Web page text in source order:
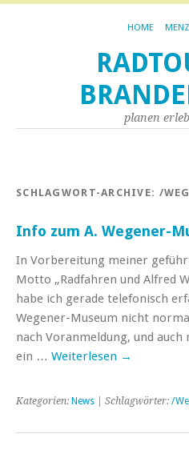
HOME MENZ
planen
SCHLAGWORT-ARCHIVE: /
Info zum A. Wegener-
In Vorbereitung meiner
Motto „Radfahren und Alfred
habe ich gerade telefonisch
Wegener-Museum nicht
nach Voranmeldung, und
ein … Weiterlesen →
Kategorien: News | Schlagwörter: /